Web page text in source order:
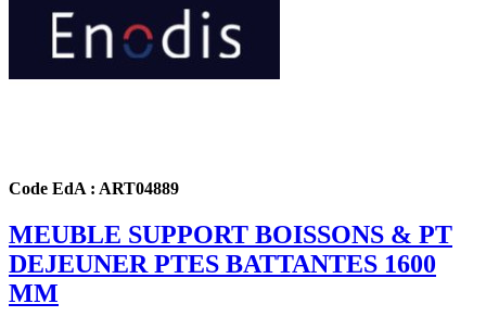
Code EdA : ART04889
MEUBLE SUPPORT BOISSONS & PT
DEJEUNER PTES BATTANTES 1600
MM